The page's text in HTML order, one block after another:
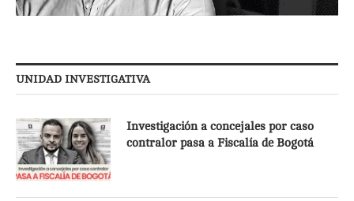
UNIDAD INVESTIGATIVA
Investigación a concejales por caso
contralor pasa a Fiscalía de Bogotá